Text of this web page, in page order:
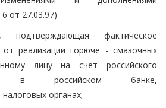
от 27.03.97)
фактическое
от реализации горюче - смазочных
лицу на счет российского
в российском банке,
органах;